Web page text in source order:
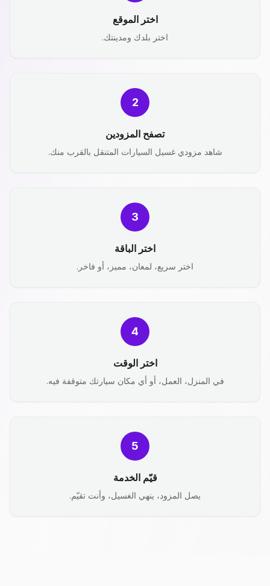
اختر الموقع
اختر بلدك ومدينتك.
2
تصفح المزودين
شاهد مزودي غسيل السيارات المتنقل بالقرب منك.
3
اختر الباقة
اختر سريع، لمعان، مميز، أو فاخر.
4
اختر الوقت
في المنزل، العمل، أو أي مكان سيارتك متوقفة فيه.
5
قيّم الخدمة
يصل المزود، ينهي الغسيل، وأنت تقيّم.